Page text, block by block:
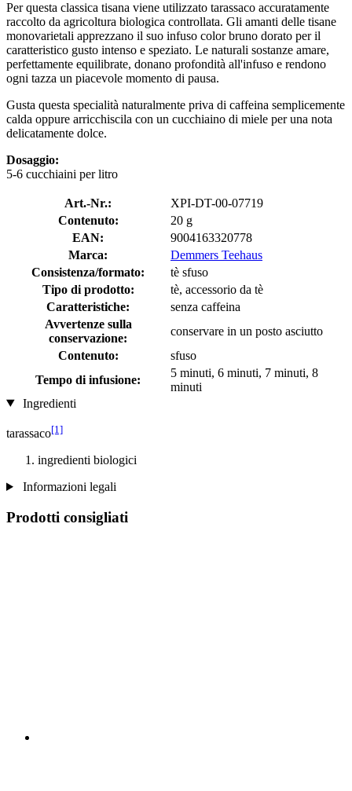
Per questa classica tisana viene utilizzato tarassaco accuratamente
raccolto da agricoltura biologica controllata. Gli amanti delle tisane
monovarietali apprezzano il suo infuso color bruno dorato per il
caratteristico gusto intenso e speziato. Le naturali sostanze amare,
perfettamente equilibrate, donano profondità all'infuso e rendono
ogni tazza un piacevole momento di pausa.
Gusta questa specialità naturalmente priva di caffeina semplicemente
calda oppure arricchiscila con un cucchiaino di miele per una nota
delicatamente dolce.
Dosaggio:
5-6 cucchiaini per litro
Art.-Nr.:
XPI-DT-00-07719
Contenuto:
20 g
EAN:
9004163320778
Marca:
Demmers Teehaus
Consistenza/formato:
tè sfuso
Tipo di prodotto:
tè, accessorio da tè
Caratteristiche:
senza caffeina
Avvertenze sulla
conservazione:
conservare in un posto asciutto
Contenuto:
sfuso
Tempo di infusione:
5 minuti, 6 minuti, 7 minuti, 8
minuti
Ingredienti
tarassaco[1]
ingredienti biologici
Informazioni legali
Prodotti consigliati